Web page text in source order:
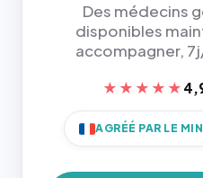
Des médecins
disponibles
accompagner,
★★★★★
AGRÉÉ PAR LE